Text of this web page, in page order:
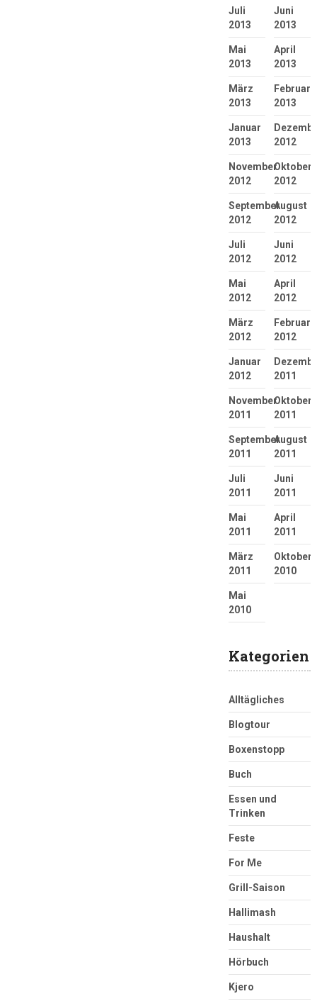
Juli
2013
Juni
2013
Mai
2013
April
2013
März
2013
Februar
2013
Januar
2013
2012
November
2012
Oktober
2012
September
2012
August
2012
Juli
2012
Juni
2012
Mai
2012
April
2012
März
2012
Februar
2012
Januar
2012
2011
November
2011
Oktober
2011
September
2011
August
2011
Juli
2011
Juni
2011
Mai
2011
April
2011
März
2011
Oktober
2010
Mai
2010
Kategorien
Alltägliches
Blogtour
Boxenstopp
Buch
Essen und
Trinken
Feste
For Me
Grill-Saison
Hallimash
Haushalt
Hörbuch
Kjero